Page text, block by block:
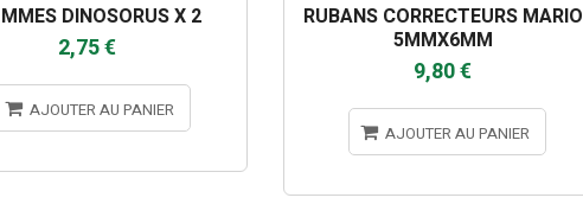
DINOSORUS X 2
2,75 €
AJOUTER AU PANIER
RUBANS CORRECTEURS MARIO
5MMX6MM
9,80 €
AJOUTER AU PANIER